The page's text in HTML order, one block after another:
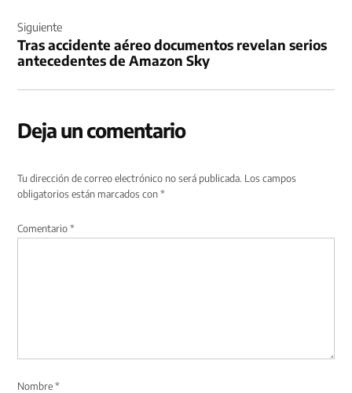
Siguiente
Tras accidente aéreo documentos revelan serios
antecedentes de Amazon Sky
Deja un comentario
Tu dirección de correo electrónico no será publicada. Los campos
obligatorios están marcados con*
Comentario*
Nombre*